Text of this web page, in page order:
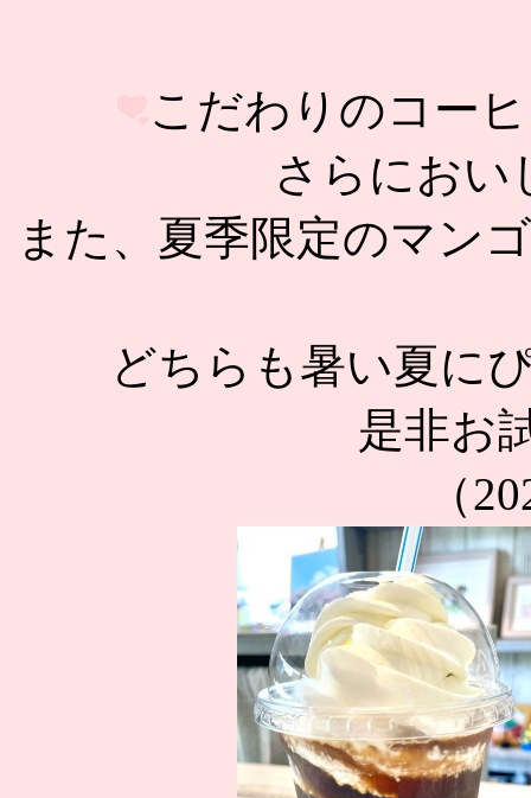
こだわりのコー
さらにおい
また、夏季限定のマン
どちらも暑い夏に
是非お
（